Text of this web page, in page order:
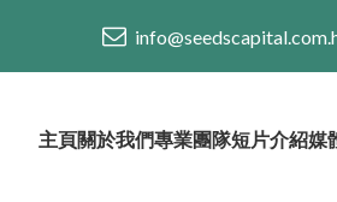
主頁關於我們專業團隊短片介紹媒